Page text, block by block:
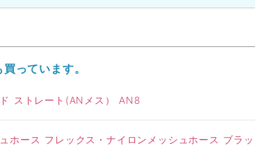
っています。
ストレート(ANメス） AN8
ホース フレックス・ナイロンメッシュホース ブラ